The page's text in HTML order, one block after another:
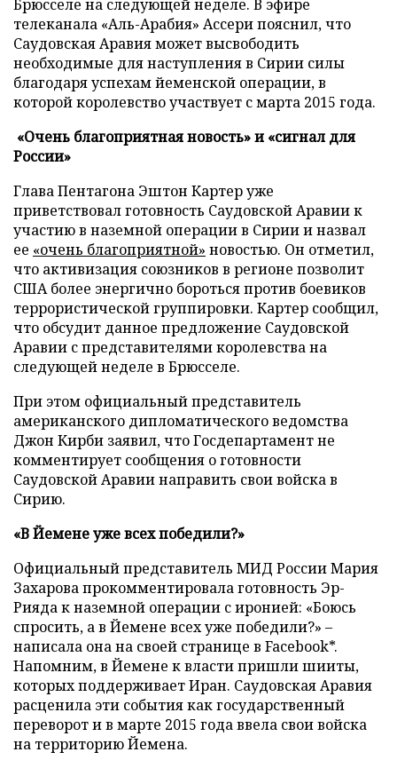
Брюсселе на следующей неделе. В эфире
телеканала «Аль-Арабия» Ассери пояснил, что
Саудовская Аравия может высвободить
необходимые для наступления в Сирии силы
благодаря успехам йеменской операции, в
которой королевство участвует с марта 2015 года.
«Очень благоприятная новость» и «сигнал для
России»
Глава Пентагона Эштон Картер уже
приветствовал готовность Саудовской Аравии к
участию в наземной операции в Сирии и назвал
ее «очень благоприятной» новостью. Он отметил,
что активизация союзников в регионе позволит
США более энергично бороться против боевиков
террористической группировки. Картер сообщил,
что обсудит данное предложение Саудовской
Аравии с представителями королевства на
следующей неделе в Брюсселе.
При этом официальный представитель
американского дипломатического ведомства
Джон Кирби заявил, что Госдепартамент не
комментирует сообщения о готовности
Саудовской Аравии направить свои войска в
Сирию.
«В Йемене уже всех победили?»
Официальный представитель МИД России Мария
Захарова прокомментировала готовность Эр-
Рияда к наземной операции с иронией: «Боюсь
спросить, а в Йемене всех уже победили?» –
написала она на своей странице в Facebook*.
Напомним, в Йемене к власти пришли шииты,
которых поддерживает Иран. Саудовская Аравия
расценила эти события как государственный
переворот и в марте 2015 года ввела свои войска
на территорию Йемена.